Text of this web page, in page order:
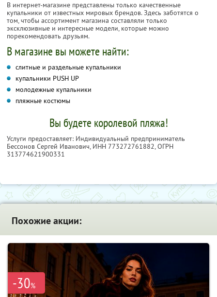
В интернет-магазине представлены только качественные
купальники от известных мировых брендов. Здесь заботятся о
том, чтобы ассортимент магазина составляли только
эксклюзивные и интересные модели, которые можно
порекомендовать друзьям.
В магазине вы можете найти:
слитные и раздельные купальники
купальники PUSH UP
молодежные купальники
пляжные костюмы
Вы будете королевой пляжа!
Услуги предоставляет: Индивидуальный предприниматель
Бессонов Сергей Иванович, ИНН 773272761882, ОГРН
313774621900331
Похожие акции:
-30%